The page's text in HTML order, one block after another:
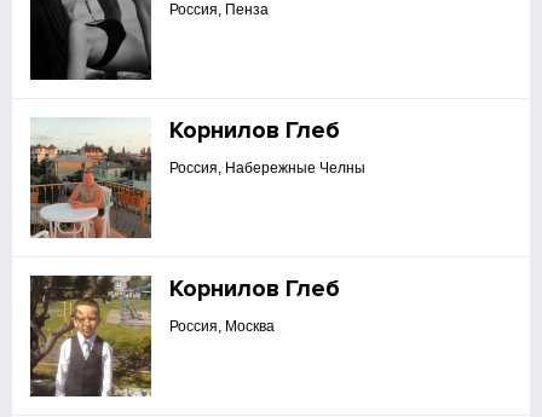
Россия, Пенза
Корнилов Глеб
Россия, Набережные Челны
Корнилов Глеб
Россия, Москва